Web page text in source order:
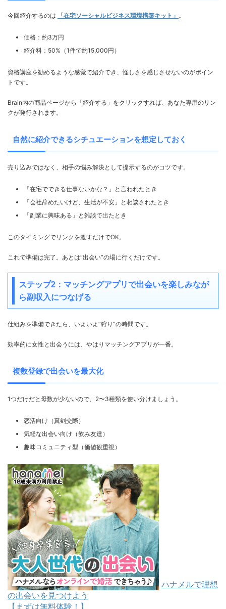
今回紹介するのは 「在宅ソーシャルビジネス環境構築キット」 。
価格：約3万円
紹介料：50%（1件で約15,000円）
資格講座を勧めるような感覚で紹介でき、怪しさを感じさせないのがポイン
トです。
Brain内の商品ページから「紹介する」をクリックすれば、あなた専用のリン
クが発行されます。
自然に紹介できるシチュエーションを想定しておく
売り込みではなく、相手の悩み解決として提示するのがコツです。
「在宅でできる仕事ないかな？」と言われたとき
「会社辞めたいけど、生活が不安」と相談されたとき
「副業に興味ある」と雑談で出たとき
このタイミングでリンクを渡すだけでOK。
これで準備は完了。あとは“出会い”の場に行くだけです。
ステップ2：マッチングアプリで出会いを楽しみなが
ら副収入につなげる
仕組みを準備できたら、いよいよ“狩り”の時間です。
効率的に女性と出会うには、やはりマッチングアプリが一番。
複数登録で出会いを最大化
1つだけだと母数が少ないので、2〜3種類を使い分けましょう。
恋活向け（真剣交際）
気軽な出会い向け（飲み友達）
趣味コミュニティ型（価値観重視）
ハナメルで理想
の出会いを見つけよう
【まずは無料体験！】